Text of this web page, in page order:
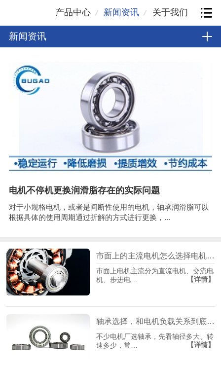
产品中心 新闻资讯 关于我们
新闻资讯
电机不停机更换润滑脂存在的实际问题
对于小规格电机，或者是间断性使用的电机，轴承润滑脂可以
根据具体的使用周期通过折解的方式进行更换，...
市面上的主流电机怎么选择电机轴承？
市面上电机主流分为直流电机、交流电
机、步进电…
【详情】
轴承选择，和电机负载关系到底有多大？
不少电机厂选轴承，先看轴径多大、转
速多少，常…
【详情】